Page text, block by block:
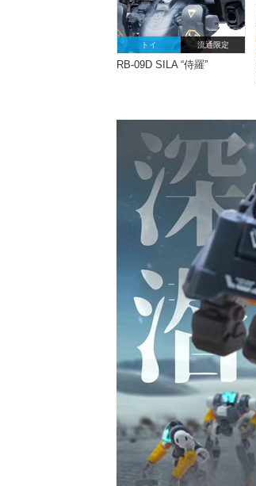
トイ 流通限定
RB-09D SILA “侍羅”